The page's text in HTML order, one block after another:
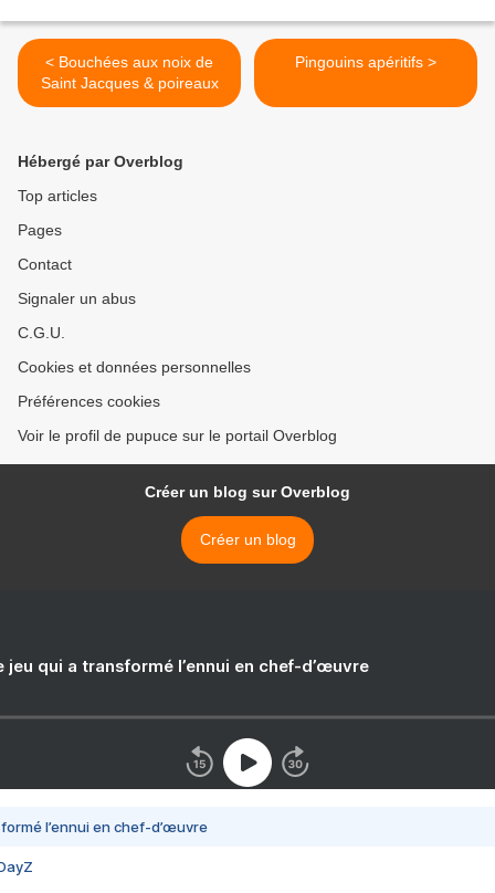
< Bouchées aux noix de
Saint Jacques & poireaux
Pingouins apéritifs >
Hébergé par Overblog
Top articles
Pages
Contact
Signaler un abus
C.G.U.
Cookies et données personnelles
Préférences cookies
Voir le profil de pupuce sur le portail Overblog
Créer un blog sur Overblog
Créer un blog
jeu qui a transformé l’ennui en chef-d’œuvre
l’ennui en chef-d’œuvre